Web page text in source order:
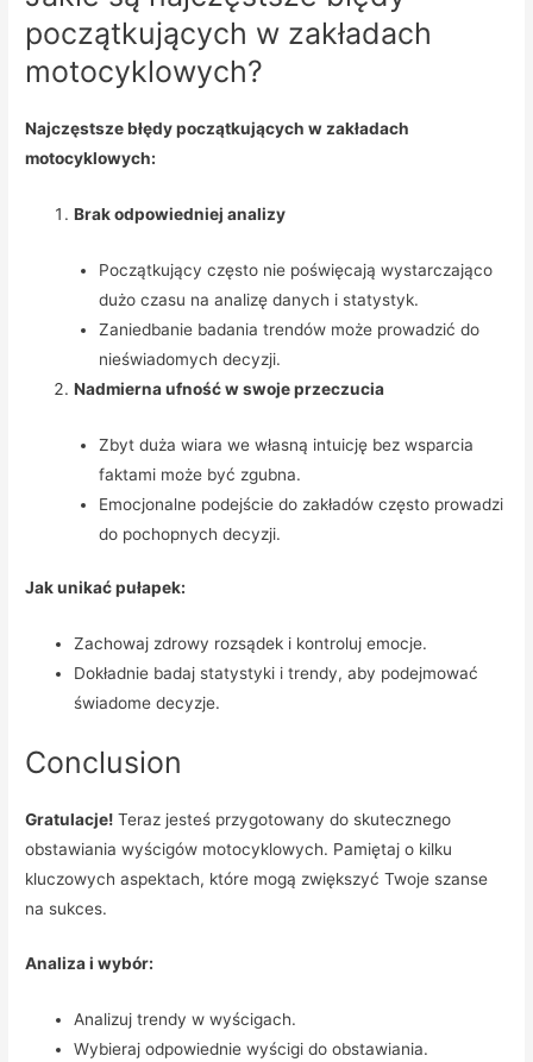
początkujących w zakładach
motocyklowych?
Najczęstsze błędy początkujących w zakładach
motocyklowych:
Brak odpowiedniej analizy
Początkujący często nie poświęcają wystarczająco
dużo czasu na analizę danych i statystyk.
Zaniedbanie badania trendów może prowadzić do
nieświadomych decyzji.
Nadmierna ufność w swoje przeczucia
Zbyt duża wiara we własną intuicję bez wsparcia
faktami może być zgubna.
Emocjonalne podejście do zakładów często prowadzi
do pochopnych decyzji.
Jak unikać pułapek:
Zachowaj zdrowy rozsądek i kontroluj emocje.
Dokładnie badaj statystyki i trendy, aby podejmować
świadome decyzje.
Conclusion
Gratulacje! Teraz jesteś przygotowany do skutecznego
obstawiania wyścigów motocyklowych. Pamiętaj o kilku
kluczowych aspektach, które mogą zwiększyć Twoje szanse
na sukces.
Analiza i wybór:
Analizuj trendy w wyścigach.
Wybieraj odpowiednie wyścigi do obstawiania.